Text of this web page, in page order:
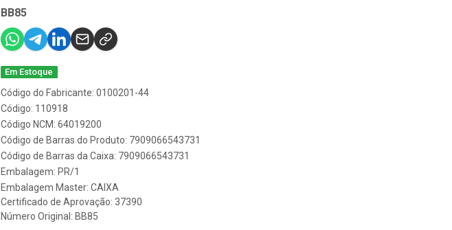
BB85
Em Estoque
Código do Fabricante: 0100201-44
Código: 110918
Código NCM: 64019200
Código de Barras do Produto: 7909066543731
Código de Barras da Caixa: 7909066543731
Embalagem: PR/1
Embalagem Master: CAIXA
Certificado de Aprovação: 37390
Número Original: BB85